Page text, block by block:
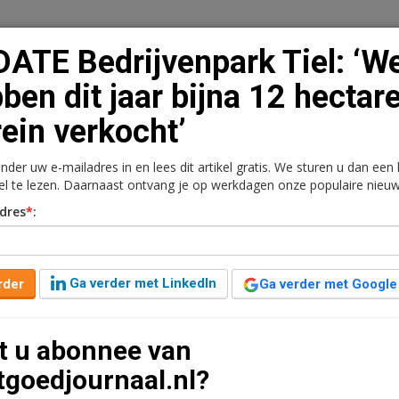
Vacaturebank Contact
Kantoren Retail Logistiek Juridisch | Fiscaal
‘We hebben dit
verkocht’
in 2014 en ook de verwachtingen voor 2015
bedrijfsterrein verkocht en de
Bedrijvenpark Tiel:
dit jaar bijna 12
verkocht’
uw e-mailadres in en lees dit artikel gratis. We sturen u dan een
te lezen. Daarnaast ontvang je op werkdagen onze populaire
*:
Ga verder met LinkedIn Ga verder met Google
u abonnee van